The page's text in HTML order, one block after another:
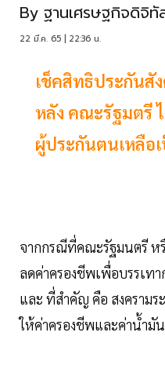
By ฐานเศรษฐกิจดิจิทั
22 มี.ค. 65 | 22:36 น.
เช็คสิทธิประกันสั
หลัง คณะรัฐมตรี
ผู้ประกันตนเหลือ
จากกรณีที่คณะรัฐมนตรี ห
ลดค่าครองชีพเพื่อบรรเท
และ ที่สำคัญ คือ สงครามร
ให้ค่าครองชีพและค่าน้ำมั